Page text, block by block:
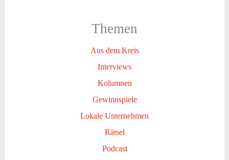
Themen
Aus dem Kreis
Interviews
Kolumnen
Gewinnspiele
Lokale Unternehmen
Rätsel
Podcast